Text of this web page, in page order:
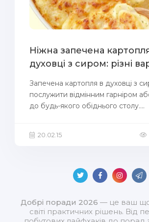
Ніжна запечена
духовці з сиром: різні
Запечена картопля в духовці з
послужити відмінним гарніром
до будь-якого обіднього столу....
20.02.15
Добрі поради 2026 — це ваш
світі практичних рішень. Від